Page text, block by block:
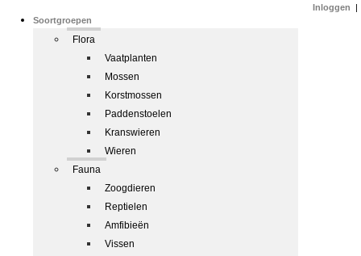
Soortgroepen
Flora
Vaatplanten
Mossen
Korstmossen
Paddenstoelen
Kranswieren
Wieren
Fauna
Zoogdieren
Reptielen
Amfibieën
Vissen
Inloggen |